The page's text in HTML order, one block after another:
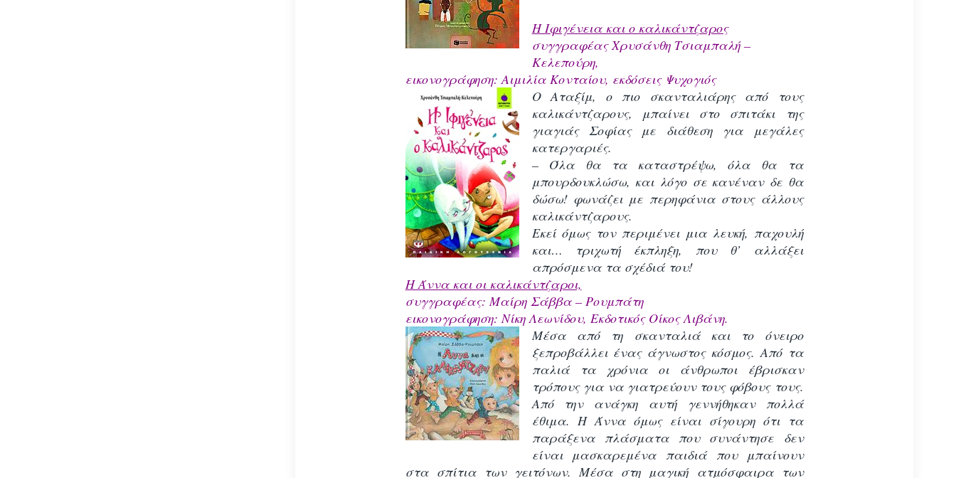
Η Ιφιγένεια και ο καλικάντζαρος
συγγραφέας Χρυσάνθη Τσιαμπαλή –
Κελεπούρη,
εικονογράφηση: Αιμιλία Κονταίου, εκδόσεις Ψυχογιός
Ο Αταξίμ, ο πιο σκανταλιάρης από τους
καλικάντζαρους, μπαίνει στο σπιτάκι της
γιαγιάς Σοφίας με διάθεση για μεγάλες
κατεργαριές.
– Όλα θα τα καταστρέψω, όλα θα τα
μπουρδουκλώσω, και λόγο σε κανέναν δε θα
δώσω! φωνάζει με περηφάνια στους άλλους
καλικάντζαρους.
Εκεί όμως τον περιμένει μια λευκή, παχουλή
και… τριχωτή έκπληξη, που θ’ αλλάξει
απρόσμενα τα σχέδιά του!
Η Άννα και οι καλικάντζαροι,
συγγραφέας: Μαίρη Σάββα – Ρουμπάτη
εικονογράφηση: Νίκη Λεωνίδου, Εκδοτικός Οίκος Λιβάνη.
Μέσα από τη σκανταλιά και το όνειρο
ξεπροβάλλει ένας άγνωστος κόσμος. Από τα
παλιά τα χρόνια οι άνθρωποι έβρισκαν
τρόπους για να γιατρεύουν τους φόβους τους.
Από την ανάγκη αυτή γεννήθηκαν πολλά
έθιμα. Η Άννα όμως είναι σίγουρη ότι τα
παράξενα πλάσματα που συνάντησε δεν
είναι μασκαρεμένα παιδιά που μπαίνουν
στα σπίτια των γειτόνων. Μέσα στη μαγική ατμόσφαιρα των